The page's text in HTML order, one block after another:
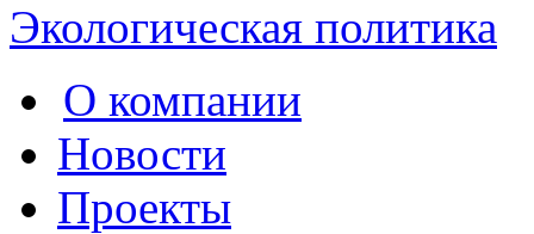
Экологическая политика
О компании
Новости
Проекты